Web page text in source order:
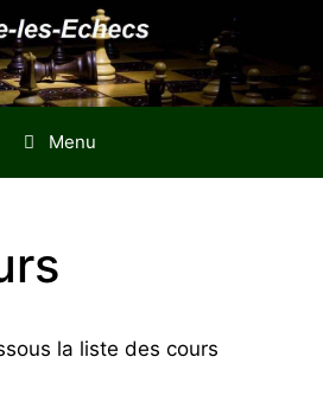
Menu
la liste des cours